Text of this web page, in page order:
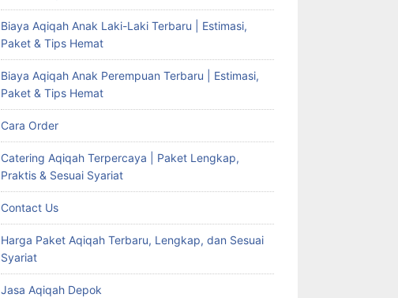
Biaya Aqiqah Anak Laki-Laki Terbaru | Estimasi,
Paket & Tips Hemat
Biaya Aqiqah Anak Perempuan Terbaru | Estimasi,
Paket & Tips Hemat
Cara Order
Catering Aqiqah Terpercaya | Paket Lengkap,
Praktis & Sesuai Syariat
Contact Us
Harga Paket Aqiqah Terbaru, Lengkap, dan Sesuai
Syariat
Jasa Aqiqah Depok